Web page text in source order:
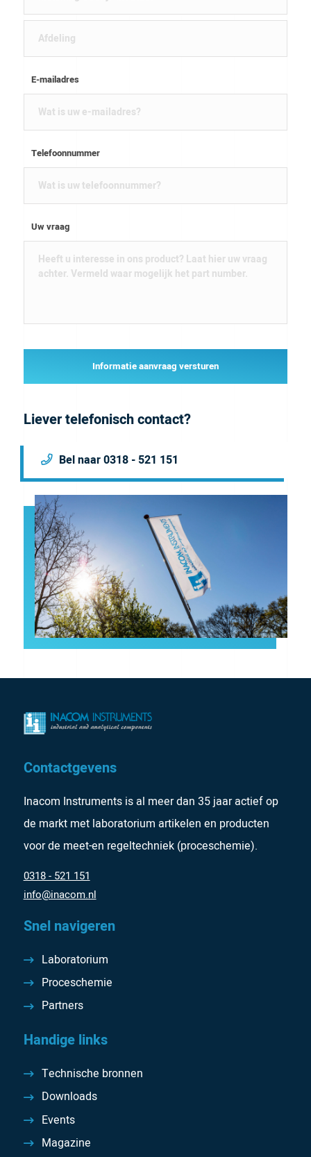
E-mailadres
Telefoonnummer
Uw vraag
Informatie aanvraag versturen
Liever telefonisch contact?
Bel naar 0318 - 521 151
Contactgevens
Inacom Instruments is al meer dan 35 jaar actief op
de markt met laboratorium artikelen en producten
voor de meet-en regeltechniek (proceschemie).
0318 - 521 151
info@inacom.nl
Snel navigeren
Laboratorium
Proceschemie
Partners
Handige links
Technische bronnen
Downloads
Events
Magazine